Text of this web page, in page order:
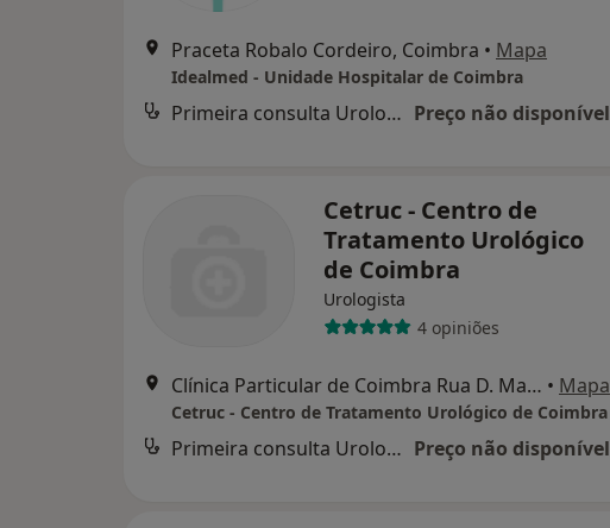
Praceta Robalo Cordeiro, Coimbra • Mapa
Idealmed - Unidade Hospitalar de Coimbra
Primeira consulta Urologia Preço não disponível
Cetruc - Centro de
Tratamento Urológico
de Coimbra
Urologista
4 opiniões
Clínica Particular de Coimbra Rua D. Manuel I, Nº8, Coimbra • Mapa
Cetruc - Centro de Tratamento Urológico de Coimbra
Primeira consulta Urologia Preço não disponível